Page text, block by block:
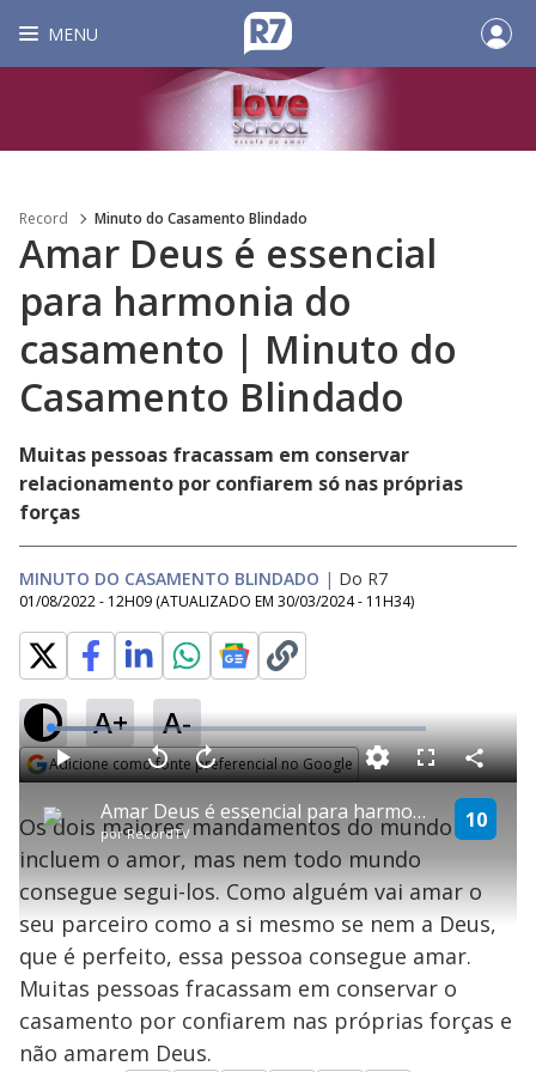
MENU
Record Minuto do Casamento Blindado
Amar Deus é essencial
para harmonia do
casamento | Minuto do
Casamento Blindado
Muitas pessoas fracassam em conservar
relacionamento por confiarem só nas próprias
forças
MINUTO DO CASAMENTO BLINDADO | Do R7
01/08/2022 - 12H09 (ATUALIZADO EM 30/03/2024 - 11H34)
A+ A-
Adicione como fonte preferencial no Google
P
l
a
y
Amar Deus é essencial para harmonia do casamento | Minuto do Casamento Blindado
porRecordTV
10
P V
l
t
a
r
0
e
g
n
d
s
A
n
ç
a
1
s
e
u
n
o
s
M
u
L
o
a
d
e
1
4
.
7
4
F
s
c
n
C
o
m
p
a
a
Os dois maiores mandamentos do mundo
incluem o amor, mas nem todo mundo
consegue segui-los. Como alguém vai amar o
seu parceiro como a si mesmo se nem a Deus,
que é perfeito, essa pessoa consegue amar.
Muitas pessoas fracassam em conservar o
casamento por confiarem nas próprias forças e
não amarem Deus.